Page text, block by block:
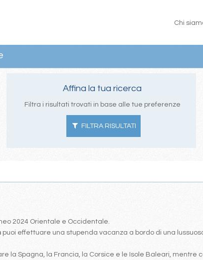
Chi
Affina la tua ricerca
Filtra i risultati trovati in base alle tue preferenze
FILTRA RISULTATI
2024 Orientale e Occidentale.
puoi effettuare una stupenda vacanza a bordo di una
la Spagna, la Francia, la Corsice e le Isole Baleari, mentre